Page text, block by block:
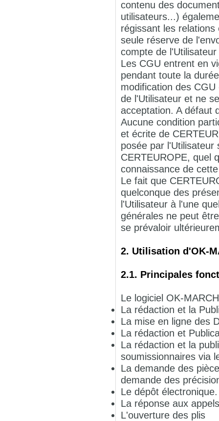
contenu des
utilisateurs...)
régissant les
seule réserve de
compte de
Les CGU entrent en
pendant toute la
modification des
de l'Utilisateur et ne
acceptation. A défaut
Aucune condition
et écrite de
posée par
CERTEUROPE, quel
connaissance de
Le fait que
quelconque des
l'Utilisateur à l'une
générales ne peut
se prévaloir
2. Utilisation d'OK-
2.1. Principales
Le logiciel OK-
La rédaction et la
La mise en ligne des
La rédaction et
La rédaction et la
soumissionnaires via
La demande des
demande des
Le dépôt électronique.
La réponse aux
L'ouverture des plis